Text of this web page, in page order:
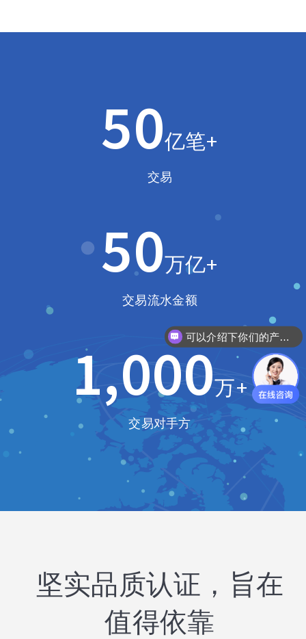
50亿笔+
交易
50万亿+
交易流水金额
1,000万+
交易对手方
坚实品质认证，旨在
值得依靠